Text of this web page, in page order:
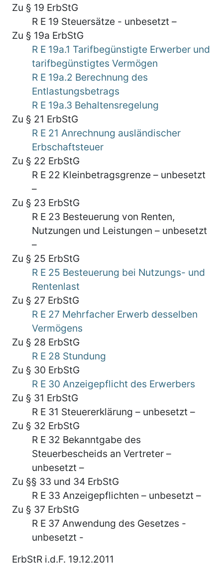
Zu § 19 ErbStG
R E 19 Steuersätze - unbesetzt –
Zu § 19a ErbStG
R E 19a.1 Tarifbegünstigte Erwerber und
tarifbegünstigtes Vermögen
R E 19a.2 Berechnung des
Entlastungsbetrags
R E 19a.3 Behaltensregelung
Zu § 21 ErbStG
R E 21 Anrechnung ausländischer
Erbschaftsteuer
Zu § 22 ErbStG
R E 22 Kleinbetragsgrenze – unbesetzt
–
Zu § 23 ErbStG
R E 23 Besteuerung von Renten,
Nutzungen und Leistungen – unbesetzt
–
Zu § 25 ErbStG
R E 25 Besteuerung bei Nutzungs- und
Rentenlast
Zu § 27 ErbStG
R E 27 Mehrfacher Erwerb desselben
Vermögens
Zu § 28 ErbStG
R E 28 Stundung
Zu § 30 ErbStG
R E 30 Anzeigepflicht des Erwerbers
Zu § 31 ErbStG
R E 31 Steuererklärung – unbesetzt –
Zu § 32 ErbStG
R E 32 Bekanntgabe des
Steuerbescheids an Vertreter –
unbesetzt –
Zu §§ 33 und 34 ErbStG
R E 33 Anzeigepflichten – unbesetzt –
Zu § 37 ErbStG
R E 37 Anwendung des Gesetzes -
unbesetzt -
ErbStR i.d.F. 19.12.2011